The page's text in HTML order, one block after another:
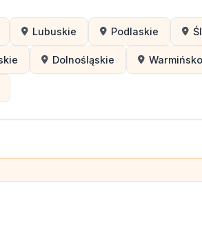
Lubuskie Podlaskie
Dolnośląskie